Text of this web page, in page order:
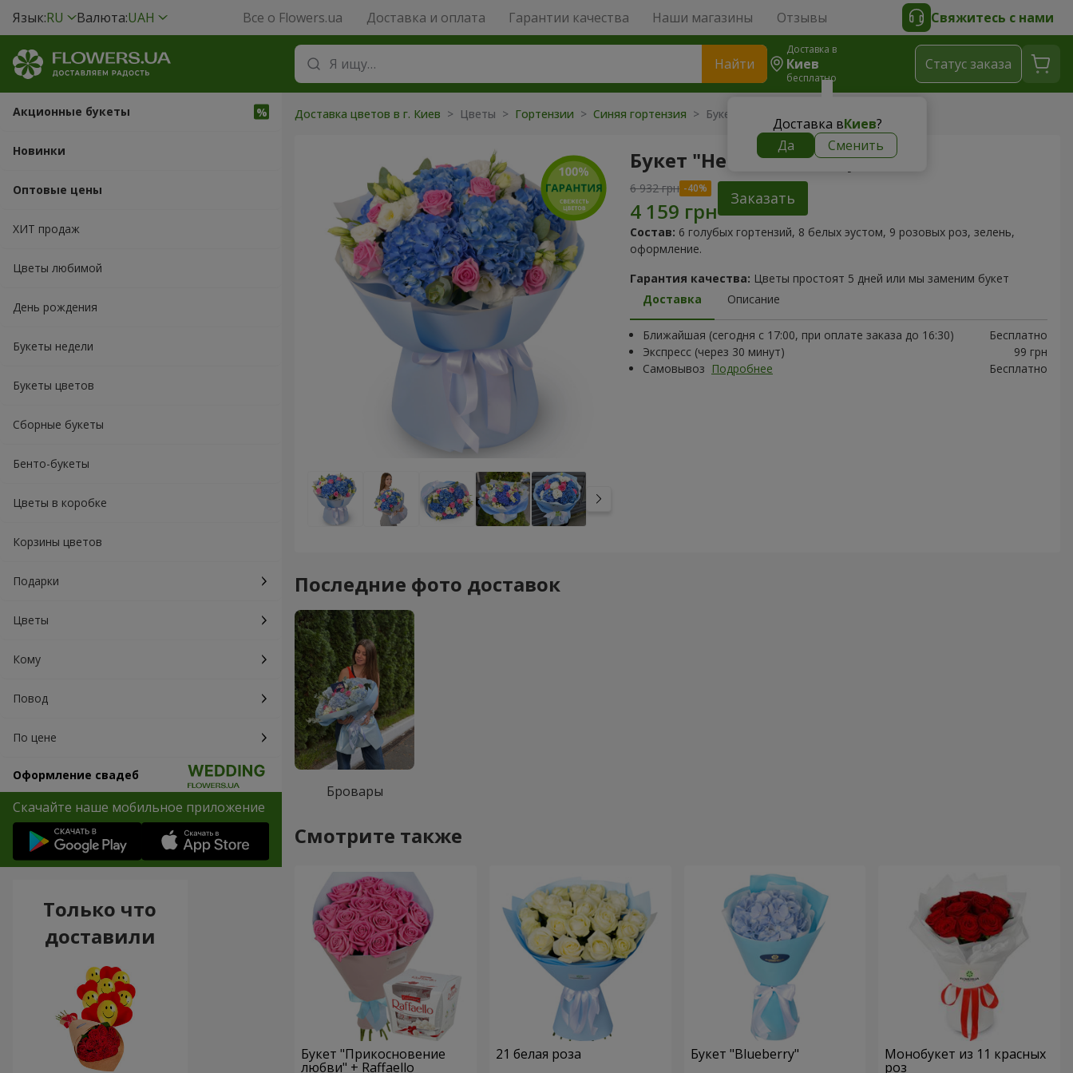
Язык:RU Валюта:UAH Все о Flowers.ua Доставка и оплата Гарантии качества Наши магазины Отзывы Свяжитесь с нами
Найти
Доставка в
Киев
бесплатно
Доставка вКиев?
Да
Сменить
Cтатус заказа
Акционные букеты
Новинки
Оптовые цены
ХИТ продаж
Цветы любимой
День рождения
Букеты недели
Букеты цветов
Сборные букеты
Бенто-букеты
Цветы в коробке
Корзины цветов
Подарки
Цветы
Кому
Повод
По цене
Оформление свадеб
Скачайте наше мобильное приложение
Доставка цветов в г. Киев > Цветы > Гортензии > Синяя гортензия > Букет "Небесная акварель"
Букет "Небесная акварель"
6 932 грн
Заказать
Состав: 6 голубых гортензий, 8 белых эустом, 9 розовых роз, зелень,
оформление.
Гарантия качества: Цветы простоят 5 дней или мы заменим букет
Доставка
Описание
Ближайшая (сегодня с 17:00, при оплате заказа до 16:30)
Бесплатно
Экспресс (через 30 минут)
99 грн
Самовывоз Подробнее Бесплатно
Последние фото доставок
Бровары
Смотрите также
Букет "Прикосновение
любви" + Raffaello
21 белая роза Букет "Blueberry" Монобукет из 11 красных
роз
Только что
доставили